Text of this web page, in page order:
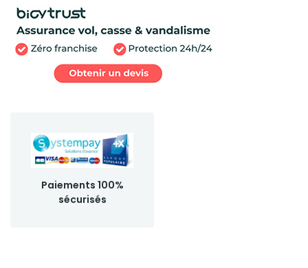
Paiements 100%
sécurisés